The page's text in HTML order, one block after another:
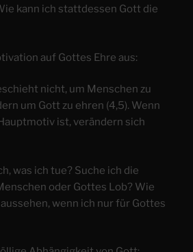
kann ich stattdessen Gott die
auf Gottes Ehre aus:
nicht, um Menschen zu
um Gott zu ehren (4,5). Wenn
ist, verändern sich
was ich tue? Suche ich die
oder Gottes Lob? Wie
wenn ich nur für Gottes